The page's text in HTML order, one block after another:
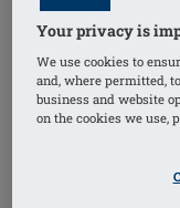
Your privacy is
We use cookies to
and, where permitted,
business and website
on the cookies we use,